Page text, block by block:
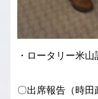
・ロータリー米
〇出席報告（時田